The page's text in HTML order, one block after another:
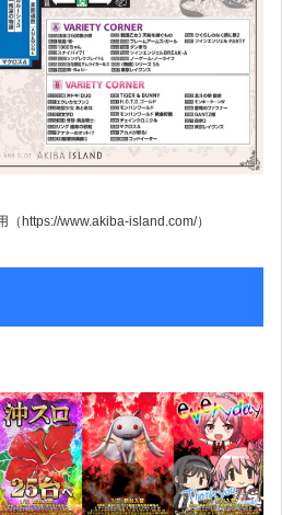
（https://www.akiba-island.com/）